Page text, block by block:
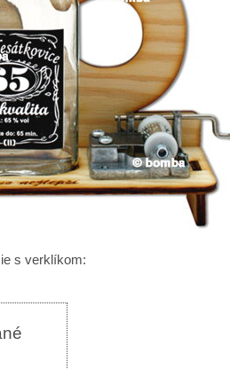
s verklíkom: